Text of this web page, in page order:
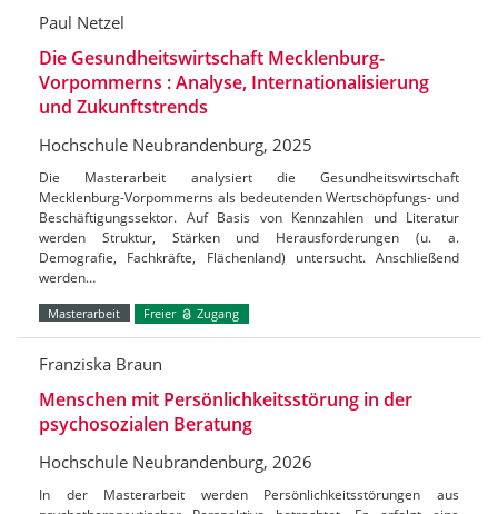
Paul Netzel
Die Gesundheitswirtschaft Mecklenburg-
Vorpommerns : Analyse, Internationalisierung
und Zukunftstrends
Hochschule Neubrandenburg, 2025
Die Masterarbeit analysiert die Gesundheitswirtschaft
Mecklenburg-Vorpommerns als bedeutenden Wertschöpfungs- und
Beschäftigungssektor. Auf Basis von Kennzahlen und Literatur
werden Struktur, Stärken und Herausforderungen (u. a.
Demografie, Fachkräfte, Flächenland) untersucht. Anschließend
werden…
Masterarbeit Freier Zugang
Franziska Braun
Menschen mit Persönlichkeitsstörung in der
psychosozialen Beratung
Hochschule Neubrandenburg, 2026
In der Masterarbeit werden Persönlichkeitsstörungen aus